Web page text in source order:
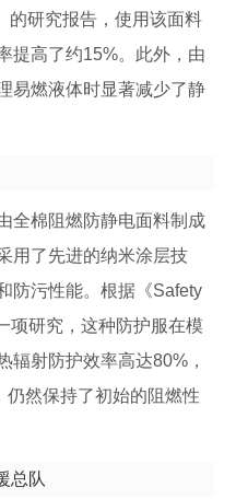
的研究报告，使用该面料
提高了约15%。此外，由
易燃液体时显著减少了静
全棉阻燃防静电面料制成
用了先进的纳米涂层技
防污性能。根据《Safety
项研究，这种防护服在模
辐射防护效率高达80%，
然保持了初始的阻燃性
总队